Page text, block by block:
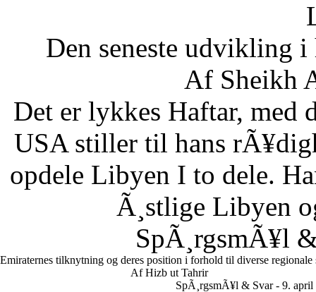
Den seneste udvikling
Af Sheikh
Det er lykkes Haftar, med
USA stiller til hans
opdele Libyen I to dele.
Ã¸stlige Libyen
SpÃ¸rgsmÃ¥l
Emiraternes tilknytning og deres position i forhold til diverse regionale
Af Hizb ut Tahrir
SpÃ¸rgsmÃ¥l & Svar - 9. april